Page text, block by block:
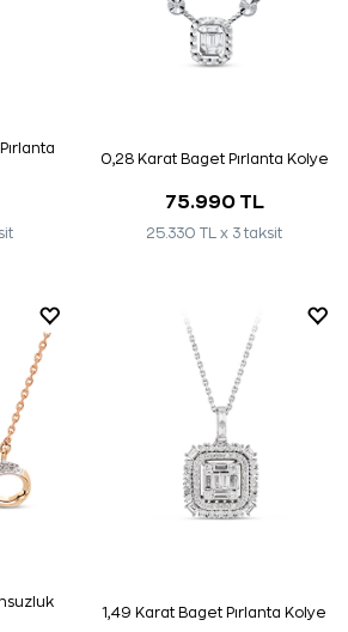
0,28 Karat Baget Pırlanta Kolye
75.990 TL
25.330 TL x 3 taksit
1,49 Karat Baget Pırlanta Kolye